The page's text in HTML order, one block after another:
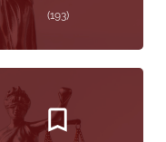
(193)